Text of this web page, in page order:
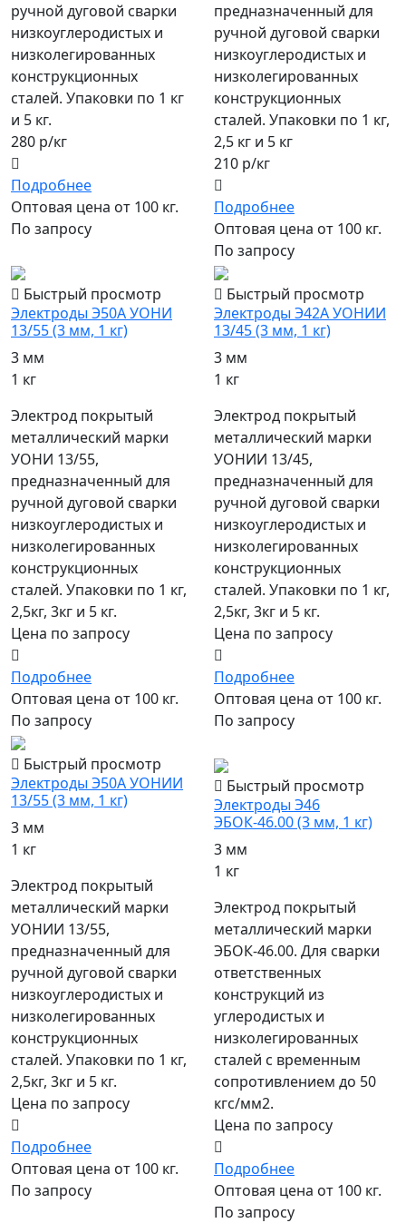
ручной дуговой сварки
низкоуглеродистых и
низколегированных
конструкционных
сталей. Упаковки по 1 кг
и 5 кг.
280 р/кг
Подробнее
Оптовая цена от 100 кг.
По запросу
предназначенный для
ручной дуговой сварки
низкоуглеродистых и
низколегированных
конструкционных
сталей. Упаковки по 1 кг,
2,5 кг и 5 кг
210 р/кг
Подробнее
Оптовая цена от 100 кг.
По запросу
Быстрый просмотр
Электроды Э50А УОНИ
13/55 (3 мм, 1 кг)
3 мм
1 кг
Электрод покрытый
металлический марки
УОНИ 13/55,
предназначенный для
ручной дуговой сварки
низкоуглеродистых и
низколегированных
конструкционных
сталей. Упаковки по 1 кг,
2,5кг, 3кг и 5 кг.
Цена по запросу
Подробнее
Оптовая цена от 100 кг.
По запросу
Быстрый просмотр
Электроды Э42А УОНИИ
13/45 (3 мм, 1 кг)
3 мм
1 кг
Электрод покрытый
металлический марки
УОНИИ 13/45,
предназначенный для
ручной дуговой сварки
низкоуглеродистых и
низколегированных
конструкционных
сталей. Упаковки по 1 кг,
2,5кг, 3кг и 5 кг.
Цена по запросу
Подробнее
Оптовая цена от 100 кг.
По запросу
Быстрый просмотр
Электроды Э50А УОНИИ
13/55 (3 мм, 1 кг)
3 мм
1 кг
Электрод покрытый
металлический марки
УОНИИ 13/55,
предназначенный для
ручной дуговой сварки
низкоуглеродистых и
низколегированных
конструкционных
сталей. Упаковки по 1 кг,
2,5кг, 3кг и 5 кг.
Цена по запросу
Подробнее
Оптовая цена от 100 кг.
По запросу
Быстрый просмотр
Электроды Э46
ЭБОК-46.00 (3 мм, 1 кг)
3 мм
1 кг
Электрод покрытый
металлический марки
ЭБОК-46.00. Для сварки
ответственных
конструкций из
углеродистых и
низколегированных
сталей с временным
сопротивлением до 50
кгс/мм2.
Цена по запросу
Подробнее
Оптовая цена от 100 кг.
По запросу